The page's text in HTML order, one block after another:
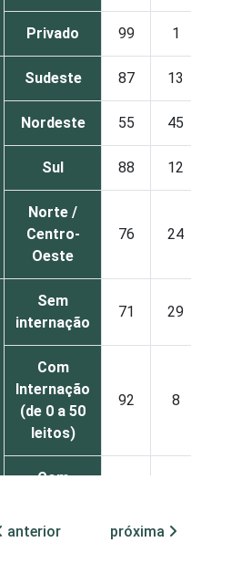
Privado 99 1
Sudeste 87 13
Nordeste 55 45
Sul 88 12
Norte /
Centro-
Oeste
76 24
Sem
internação
71 29
Com
Internação
(de 0 a 50
leitos)
92 8
Com
(mais de
anterior próxima